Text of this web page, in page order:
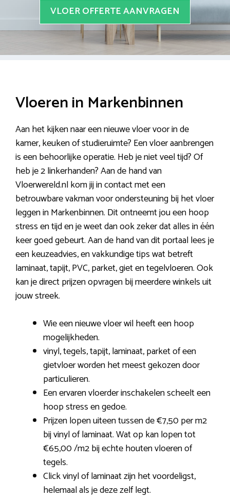
VLOER OFFERTE AANVRAGEN
Vloeren in Markenbinnen
Aan het kijken naar een nieuwe vloer voor in de
kamer, keuken of studieruimte? Een vloer aanbrengen
is een behoorlijke operatie. Heb je niet veel tijd? Of
heb je 2 linkerhanden? Aan de hand van
Vloerwereld.nl kom jij in contact met een
betrouwbare vakman voor ondersteuning bij het vloer
leggen in Markenbinnen. Dit ontneemt jou een hoop
stress en tijd en je weet dan ook zeker dat alles in één
keer goed gebeurt. Aan de hand van dit portaal lees je
een keuzeadvies, en vakkundige tips wat betreft
laminaat, tapijt, PVC, parket, giet en tegelvloeren. Ook
kan je direct prijzen opvragen bij meerdere winkels uit
jouw streek.
Wie een nieuwe vloer wil heeft een hoop
mogelijkheden.
vinyl, tegels, tapijt, laminaat, parket of een
gietvloer worden het meest gekozen door
particulieren.
Een ervaren vloerder inschakelen scheelt een
hoop stress en gedoe.
Prijzen lopen uiteen tussen de €7,50 per m2
bij vinyl of laminaat. Wat op kan lopen tot
€65,00 /m2 bij echte houten vloeren of
tegels.
Click vinyl of laminaat zijn het voordeligst,
helemaal als je deze zelf legt.